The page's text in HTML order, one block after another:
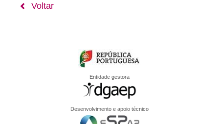
Voltar
Entidade gestora
Desenvolvimento e apoio técnico